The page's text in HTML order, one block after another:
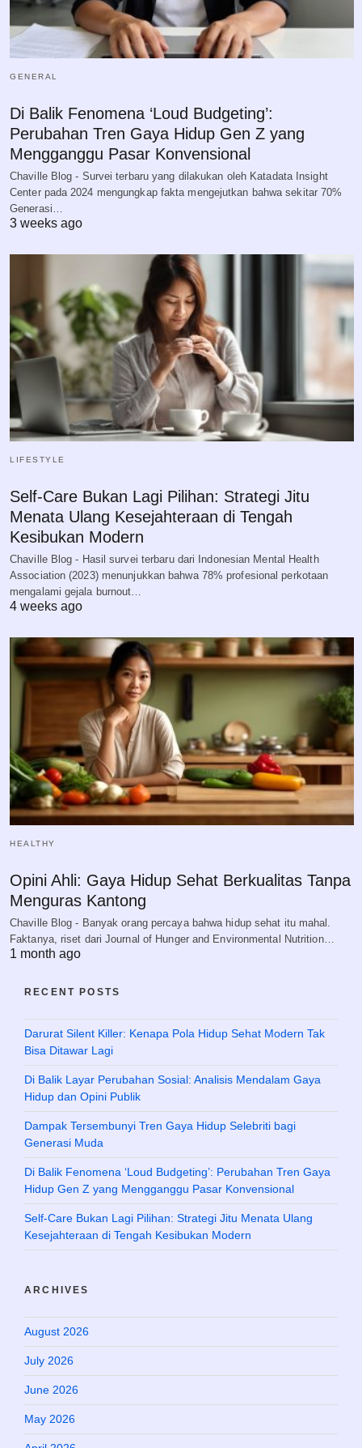
GENERAL
Di Balik Fenomena ‘Loud Budgeting’:
Perubahan Tren Gaya Hidup Gen Z yang
Mengganggu Pasar Konvensional
Chaville Blog - Survei terbaru yang dilakukan oleh Katadata Insight
Center pada 2024 mengungkap fakta mengejutkan bahwa sekitar 70%
Generasi…
3 weeks ago
LIFESTYLE
Self-Care Bukan Lagi Pilihan: Strategi Jitu
Menata Ulang Kesejahteraan di Tengah
Kesibukan Modern
Chaville Blog - Hasil survei terbaru dari Indonesian Mental Health
Association (2023) menunjukkan bahwa 78% profesional perkotaan
mengalami gejala burnout…
4 weeks ago
HEALTHY
Opini Ahli: Gaya Hidup Sehat Berkualitas Tanpa
Menguras Kantong
Chaville Blog - Banyak orang percaya bahwa hidup sehat itu mahal.
Faktanya, riset dari Journal of Hunger and Environmental Nutrition…
1 month ago
RECENT POSTS
Darurat Silent Killer: Kenapa Pola Hidup Sehat Modern Tak
Bisa Ditawar Lagi
Di Balik Layar Perubahan Sosial: Analisis Mendalam Gaya
Hidup dan Opini Publik
Dampak Tersembunyi Tren Gaya Hidup Selebriti bagi
Generasi Muda
Di Balik Fenomena ‘Loud Budgeting’: Perubahan Tren Gaya
Hidup Gen Z yang Mengganggu Pasar Konvensional
Self-Care Bukan Lagi Pilihan: Strategi Jitu Menata Ulang
Kesejahteraan di Tengah Kesibukan Modern
ARCHIVES
August 2026
July 2026
June 2026
May 2026